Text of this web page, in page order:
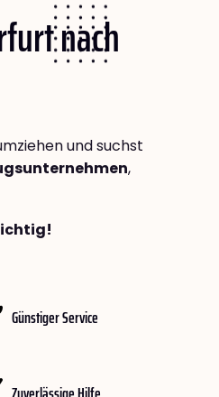
nach
und suchst
,
Günstiger Service